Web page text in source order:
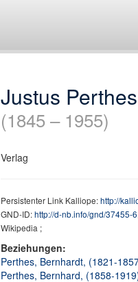
Justus
(1845 – 1955)
Verlag
Persistenter Link Kalliope:http://
GND-ID:http://d-nb.info/gnd/37455-6
Wikipedia ;
Beziehungen:
Perthes, Bernhardt, (1821-
Perthes, Bernhard, (1858-